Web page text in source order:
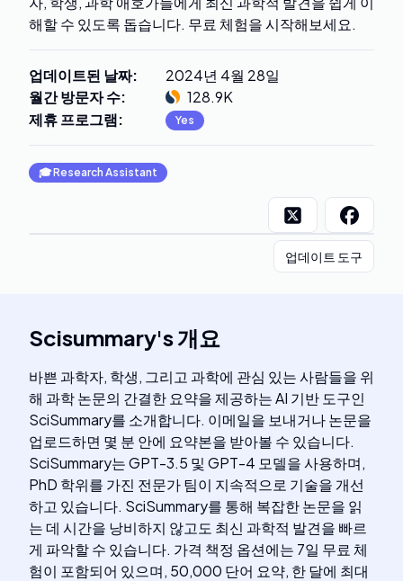
해할 수 있도록 돕습니다. 무료 체험을 시작해보세요.
업데이트된 날짜:
2024년 4월 28일
월간 방문자 수:
128.9K
제휴 프로그램: Yes
🎓Research Assistant
업데이트 도구
Scisummary's개요
바쁜 과학자, 학생, 그리고 과학에 관심 있는 사람들을 위
해 과학 논문의 간결한 요약을 제공하는 AI 기반 도구인
SciSummary를 소개합니다. 이메일을 보내거나 논문을
업로드하면 몇 분 안에 요약본을 받아볼 수 있습니다.
SciSummary는 GPT-3.5 및 GPT-4 모델을 사용하며,
PhD 학위를 가진 전문가 팀이 지속적으로 기술을 개선
하고 있습니다. SciSummary를 통해 복잡한 논문을 읽
는 데 시간을 낭비하지 않고도 최신 과학적 발견을 빠르
게 파악할 수 있습니다. 가격 책정 옵션에는 7일 무료 체
험이 포함되어 있으며, 50,000 단어 요약, 한 달에 최대